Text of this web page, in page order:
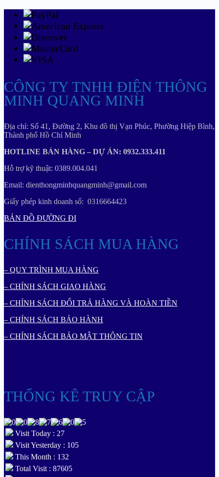
CÔNG TY TNHH ĐIỆN THÔNG
MINH QUANG MINH
Địa chỉ: Số 41, Đường 2, Khu đô thị Vạn Phúc, Phường Hiệp Bình,
Thành phố Hồ Chí Minh
HOTLINE BÁN HÀNG – DỰ ÁN: 0932.333.411
Hỗ trợ kỹ thuật: 0389.004.041
Email: dienthongminhquangminh@gmail.com
Giấy phép kinh doanh số: 0316664423
BẢN ĐỒ ĐƯỜNG ĐI
CHÍNH SÁCH MUA HÀNG
– QUY TRÌNH MUA HÀNG
– CHÍNH SÁCH GIAO HÀNG
– CHÍNH SÁCH ĐỔI TRẢ HÀNG VÀ HOÀN TIỀN
– CHÍNH SÁCH BẢO HÀNH
– CHÍNH SÁCH BẢO MẬT THÔNG TIN
THỐNG KÊ TRUY CẬP
Visit Today : 27
Visit Yesterday : 105
This Month : 132
Total Visit : 87605